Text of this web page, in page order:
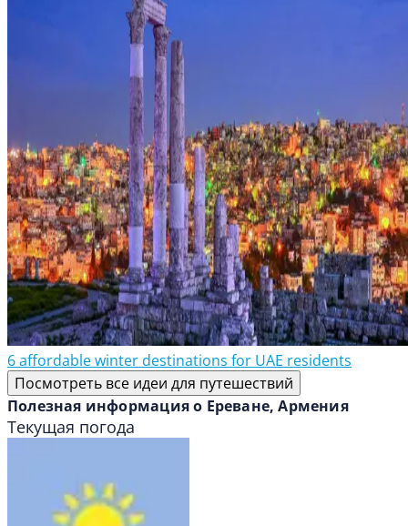
6 affordable winter destinations for UAE residents
Посмотреть все идеи для путешествий
Полезная информация о Ереване, Армения
Текущая погода